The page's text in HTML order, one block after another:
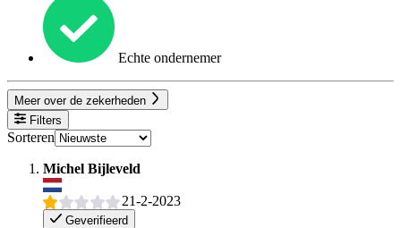
Echte ondernemer
Meer over de zekerheden
Filters
Sorteren
Michel Bijleveld
21-2-2023
Geverifieerd